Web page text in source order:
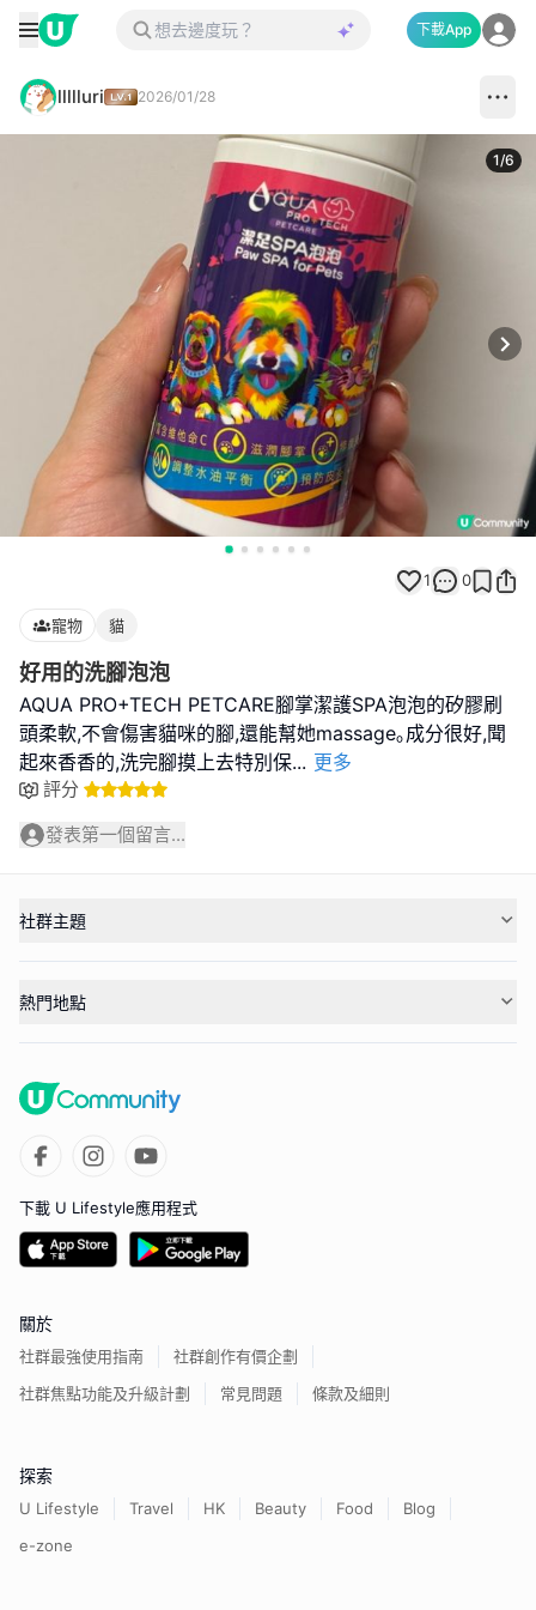
下載App
llllluri 2026/01/28
1/6
1 0
寵物 貓
好用的洗腳泡泡
AQUA PRO+TECH PETCARE腳掌潔護SPA泡泡的矽膠刷
頭柔軟,不會傷害貓咪的腳,還能幫她massage｡成分很好,聞
起來香香的,洗完腳摸上去特別保... 更多
評分
發表第一個留言...
社群主題
熱門地點
下載 U Lifestyle應用程式
關於
社群最強使用指南
社群創作有價企劃
社群焦點功能及升級計劃
常見問題 條款及細則
探索
U Lifestyle Travel HK Beauty Food
Blog
e-zone